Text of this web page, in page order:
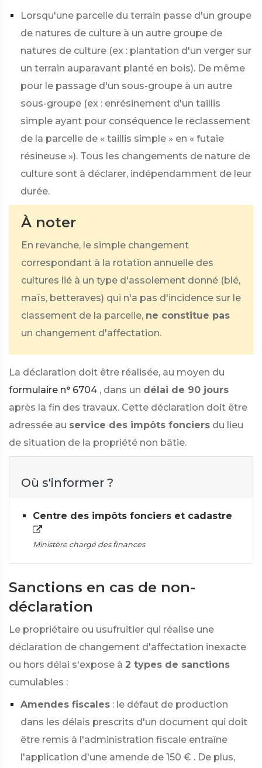
Lorsqu'une parcelle du terrain passe d'un groupe
de natures de culture à un autre groupe de
natures de culture (ex : plantation d'un verger sur
un terrain auparavant planté en bois). De même
pour le passage d'un sous-groupe à un autre
sous-groupe (ex : enrésinement d'un taillis
simple ayant pour conséquence le reclassement
de la parcelle de « taillis simple » en « futaie
résineuse »). Tous les changements de nature de
culture sont à déclarer, indépendamment de leur
durée.
À noter
En revanche, le simple changement
correspondant à la rotation annuelle des
cultures lié à un type d'assolement donné (blé,
maïs, betteraves) qui n'a pas d'incidence sur le
classement de la parcelle, ne constitue pas
un changement d'affectation.
La déclaration doit être réalisée, au moyen du
formulaire n° 6704 , dans un délai de 90 jours
après la fin des travaux. Cette déclaration doit être
adressée au service des impôts fonciers du lieu
de situation de la propriété non bâtie.
Où s'informer ?
Centre des impôts fonciers et cadastre
Ministère chargé des finances
Sanctions en cas de non-
déclaration
Le propriétaire ou usufruitier qui réalise une
déclaration de changement d'affectation inexacte
ou hors délai s'expose à 2 types de sanctions
cumulables :
Amendes fiscales : le défaut de production
dans les délais prescrits d'un document qui doit
être remis à l'administration fiscale entraîne
l'application d'une amende de 150 € . De plus,